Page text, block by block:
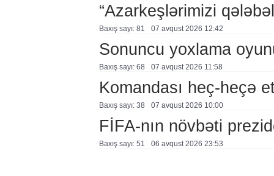
“Azarkeşlərimizi
Baxış sayı: 81 07 avqust 2026 12:42
Sonuncu yoxlama
Baxış sayı: 68 07 avqust 2026 11:58
Komandası heç-heçə
Baxış sayı: 38 07 avqust 2026 10:00
FİFA-nın növbəti
Baxış sayı: 51 06 avqust 2026 23:53